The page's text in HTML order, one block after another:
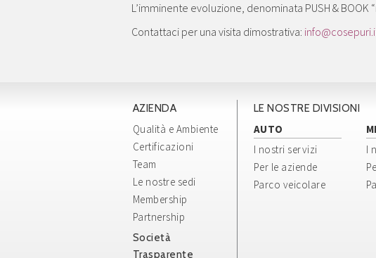
L’imminente evoluzione, denominata PUSH &
Contattaci per una visita dimostrativa:
AZIENDA
Qualità e Ambiente
Certificazioni
Team
Le nostre sedi
Membership
Partnership
Società
Trasparente
LE NOSTRE DIVISIONI
AUTO
I nostri servizi
Per le aziende
Parco veicolare
I